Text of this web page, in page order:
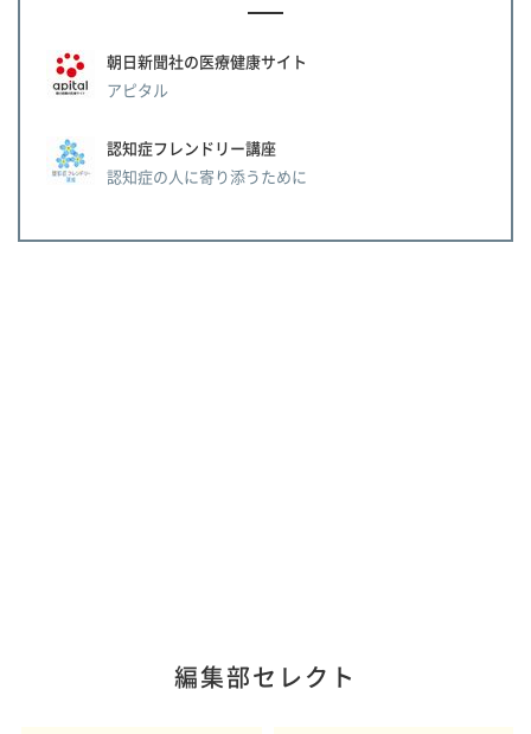
朝日新聞社の医療健康サイト
アピタル
認知症フレンドリー講座
認知症の人に寄り添うために
編集部セレクト